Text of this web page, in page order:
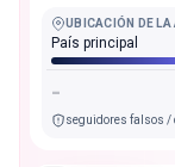
UBICACIÓN DE LA
País principal
-
seguidores falsos /